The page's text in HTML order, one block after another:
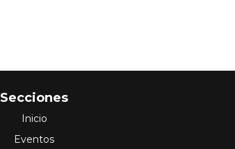
Secciones
Inicio
Eventos